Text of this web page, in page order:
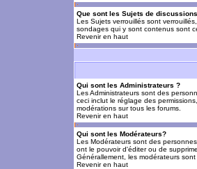
Que sont les Sujets de
Les Sujets verrouillés sont
sondages qui y sont contenus sont
Revenir en haut
Qui sont les Administrateurs ?
Les Administrateurs sont des
ceci inclut le réglage des
modérations sur tous les forums.
Revenir en haut
Qui sont les Modérateurs?
Les Modérateurs sont des
ont le pouvoir d'éditer ou de
Générallement, les modérateurs
Revenir en haut